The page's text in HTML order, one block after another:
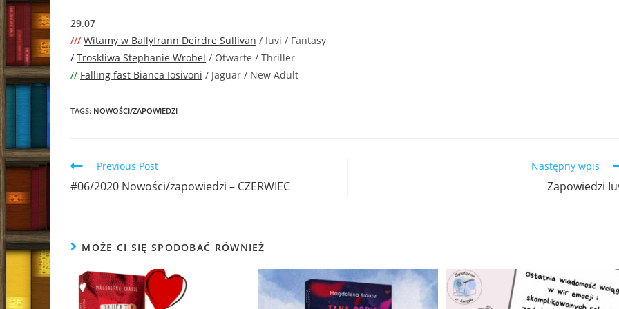
29.07
/// Witamy w Ballyfrann Deirdre Sullivan / Iuvi / Fantasy
/ Troskliwa Stephanie Wrobel / Otwarte / Thriller
// Falling fast Bianca Iosivoni / Jaguar / New Adult
TAGS: NOWOŚCI/ZAPOWIEDZI
Read
articles
Previous Post
#06/2020 Nowości/zapowiedzi – CZERWIEC
Następny wpis
Zapowiedzi
MOŻE CI SIĘ SPODOBAĆ RÓWNIEŻ